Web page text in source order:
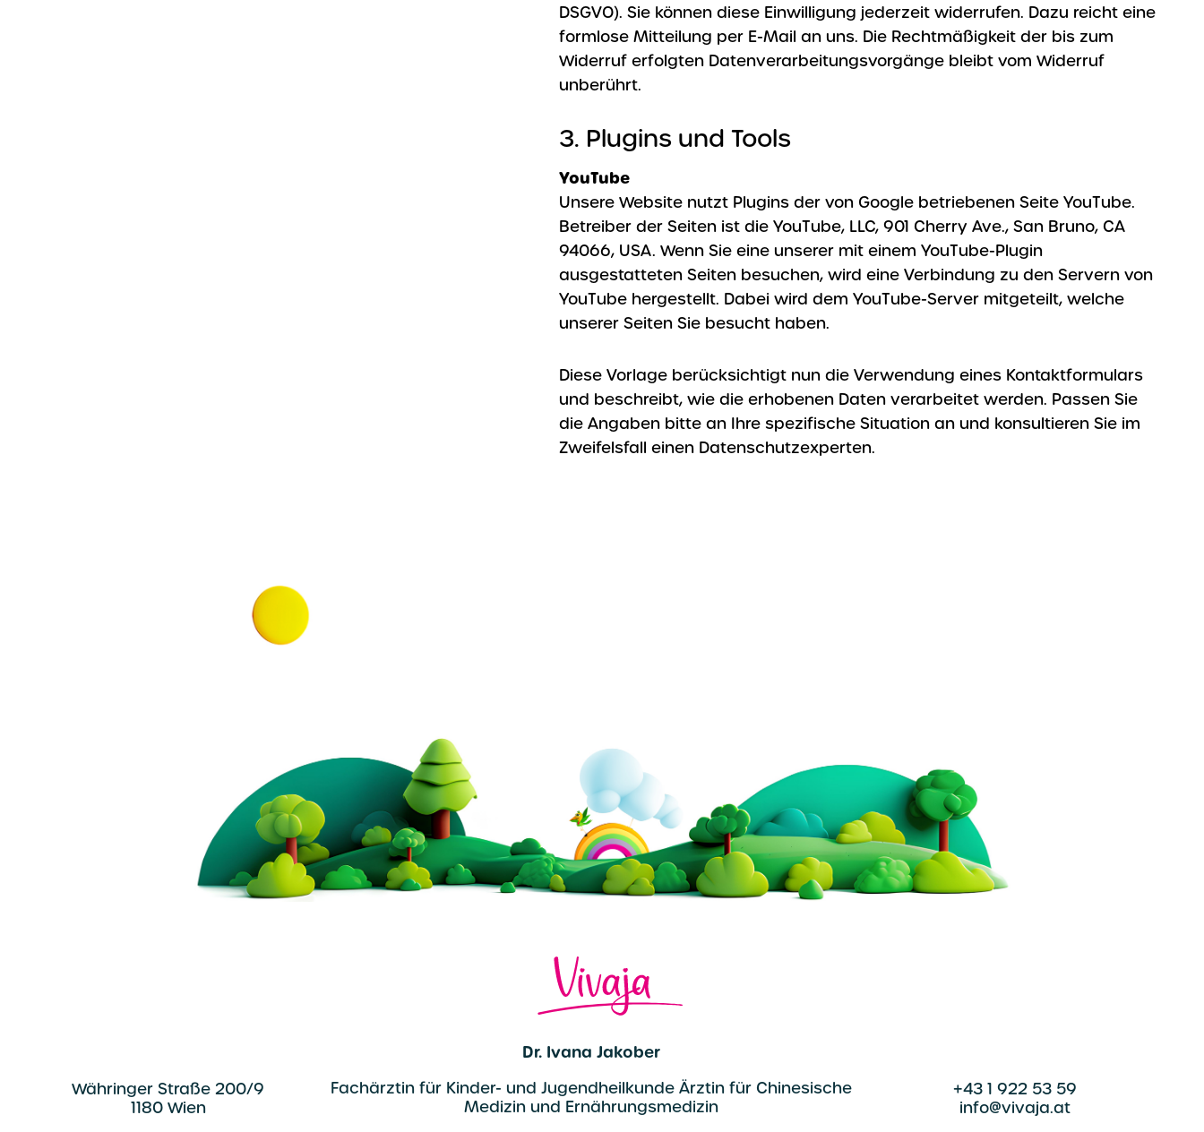
DSGVO). Sie können diese Einwilligung jederzeit widerrufen. Dazu reicht eine
formlose Mitteilung per E-Mail an uns. Die Rechtmäßigkeit der bis zum
Widerruf erfolgten Datenverarbeitungsvorgänge bleibt vom Widerruf
unberührt.
3. Plugins und Tools
YouTube
Unsere Website nutzt Plugins der von Google betriebenen Seite YouTube.
Betreiber der Seiten ist die YouTube, LLC, 901 Cherry Ave., San Bruno, CA
94066, USA. Wenn Sie eine unserer mit einem YouTube-Plugin
ausgestatteten Seiten besuchen, wird eine Verbindung zu den Servern von
YouTube hergestellt. Dabei wird dem YouTube-Server mitgeteilt, welche
unserer Seiten Sie besucht haben.
Diese Vorlage berücksichtigt nun die Verwendung eines Kontaktformulars
und beschreibt, wie die erhobenen Daten verarbeitet werden. Passen Sie
die Angaben bitte an Ihre spezifische Situation an und konsultieren Sie im
Zweifelsfall einen Datenschutzexperten.
Währinger Straße 200/9
1180 Wien
Dr. Ivana Jakober
Fachärztin für Kinder- und Jugendheilkunde Ärztin für Chinesische
Medizin und Ernährungsmedizin
+43 1 922 53 59
info@vivaja.at